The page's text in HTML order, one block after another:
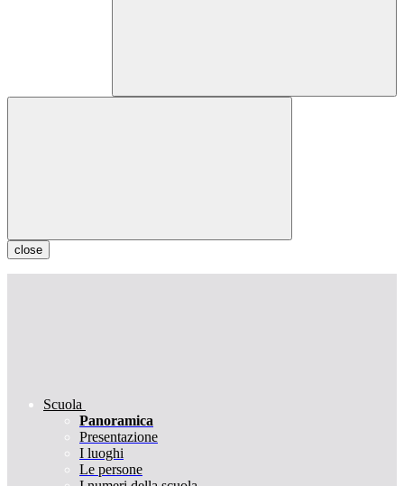
close
Scuola
Panoramica
Presentazione
I luoghi
Le persone